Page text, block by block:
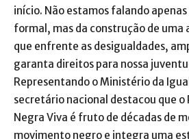
início. Não estamos falando
formal, mas da construção de uma
que enfrente as desigualdades,
garanta direitos para nossa
Representando o Ministério da
secretário nacional destacou que o
Negra Viva é fruto de décadas de
movimento negro e integra uma